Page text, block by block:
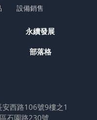
設備銷售
永續發展
部落格
西路106號9樓之1
石園路230號